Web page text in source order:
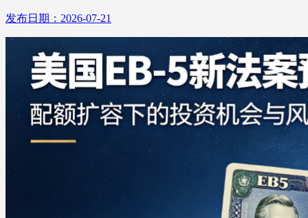
发布日期：2026-07-21